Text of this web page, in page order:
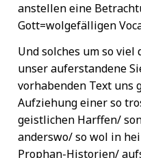
anstellen eine
Gott=wolgefälligen
Und solches um so
unser auferstandene
vorhabenden Text uns
Aufziehung einer so
geistlichen Harffen/
anderswo/ so wol in
Prophan-Historien/